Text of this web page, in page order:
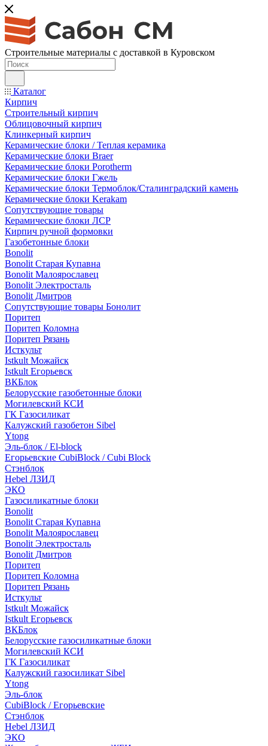
Строительные материалы с доставкой в Куровском
Каталог
Кирпич
Строительный кирпич
Облицовочный кирпич
Клинкерный кирпич
Керамические блоки / Теплая керамика
Керамические блоки Braer
Керамические блоки Porotherm
Керамические блоки Гжель
Керамические блоки Термоблок/Сталинградский камень
Керамические блоки Kerakam
Сопутствующие товары
Керамические блоки ЛСР
Кирпич ручной формовки
Газобетонные блоки
Bonolit
Bonolit Старая Купавна
Bonolit Малоярославец
Bonolit Электросталь
Bonolit Дмитров
Сопутствующие товары Бонолит
Поритеп
Поритеп Коломна
Поритеп Рязань
Исткульт
Istkult Можайск
Istkult Егорьевск
ВКБлок
Белорусские газобетонные блоки
Могилевский КСИ
ГК Газосиликат
Калужский газобетон Sibel
Ytong
Эль-блок / El-block
Егорьевские CubiBlock / Cubi Block
Стэнблок
Hebel ЛЗИД
ЭКО
Газосиликатные блоки
Bonolit
Bonolit Старая Купавна
Bonolit Малоярославец
Bonolit Электросталь
Bonolit Дмитров
Поритеп
Поритеп Коломна
Поритеп Рязань
Исткульт
Istkult Можайск
Istkult Егорьевск
ВКБлок
Белорусские газосиликатные блоки
Могилевский КСИ
ГК Газосиликат
Калужский газосиликат Sibel
Ytong
Эль-блок
CubiBlock / Егорьевские
Стэнблок
Hebel ЛЗИД
ЭКО